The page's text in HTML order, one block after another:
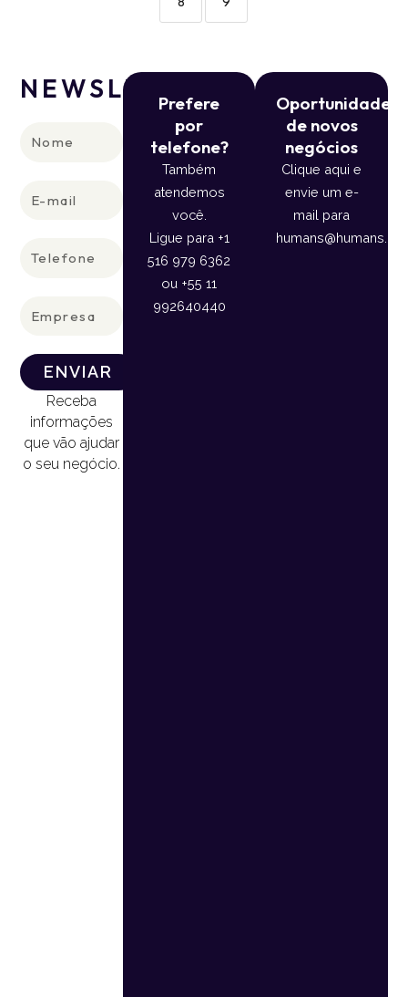
NEWSLETTER
ENVIAR
Receba
informações
que vão ajudar
o seu negócio.
Prefere
por
telefone?
Também
atendemos
você.
Ligue para +1
516 979 6362
ou +55 11
992640440
Oportunidade
de novos
negócios
Clique aqui e
envie um e-
mail para